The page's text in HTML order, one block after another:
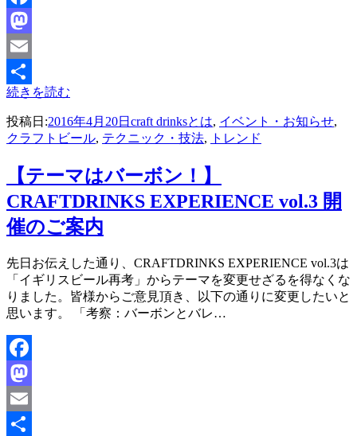
Facebook
Mastodon
Email
共
有
続きを読む
投稿日:2016年4月20日 craft drinksとは, イベント・お知らせ,
クラフトビール, テクニック・技法, トレンド
【テーマはバーボン！】
CRAFTDRINKS EXPERIENCE vol.3 開
催のご案内
投稿者master
先日お伝えした通り、CRAFTDRINKS EXPERIENCE vol.3は
「イギリスビール再考」からテーマを変更せざるを得なくな
りました。皆様からご意見頂き、以下の通りに変更したいと
思います。 「考察：バーボンとバレ…
Facebook
Mastodon
Email